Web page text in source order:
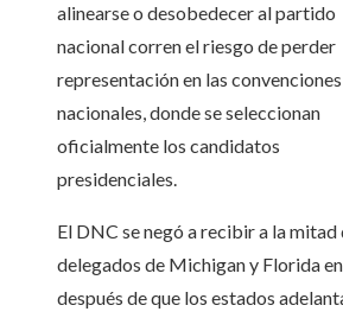
alinearse o desobedecer al partido
nacional corren el riesgo de perder
representación en las convenciones
nacionales, donde se seleccionan
oficialmente los candidatos
presidenciales.
El DNC se negó a recibir a la mitad
delegados de Michigan y Florida
después de que los estados